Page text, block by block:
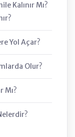
Kalınır Mı?
Yol Açar?
Olur?
Mı?